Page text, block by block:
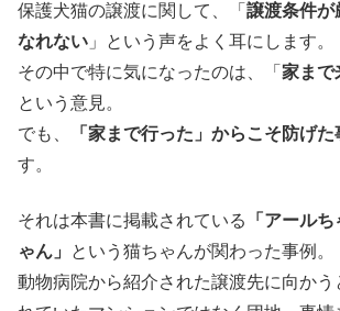
保護犬猫の譲渡に関して、「 譲渡条件が
なれない 」という声をよく耳にします。
その中で特に気になったのは、「 家まで
という意見。
でも、
「家まで行った」からこそ防げ
す。
それは本書に掲載されている
「アール
ゃん」
という猫ちゃんが関わった事例。
動物病院から紹介された譲渡先に向かう